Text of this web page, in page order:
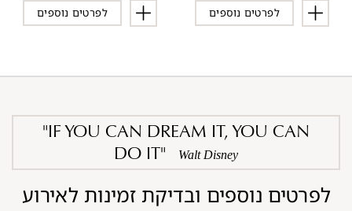
לפרטים נוספים לפרטים נוספים
"IF YOU CAN DREAM IT, YOU CAN
DO IT"
Walt Disney
לפרטים נוספים ובדיקת זמינות לאירוע